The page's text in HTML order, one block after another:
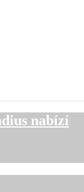
nabízí